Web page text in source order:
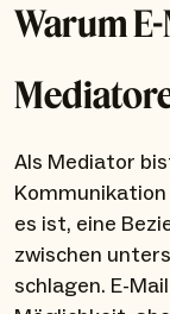
Warum
Als Mediator
es ist, eine
zwischen
schlagen. E-